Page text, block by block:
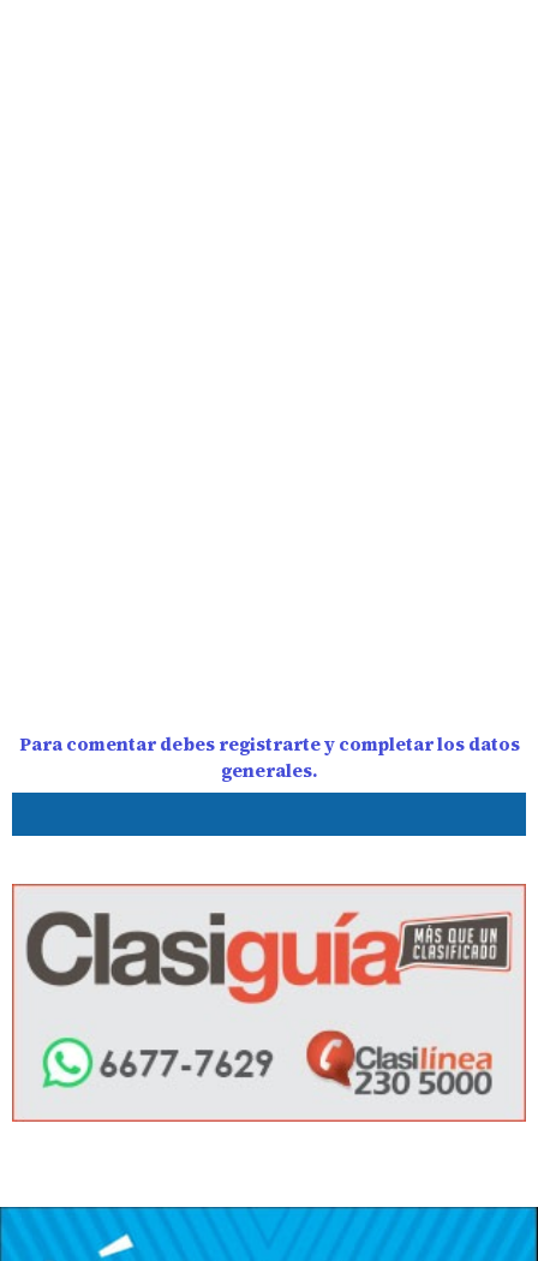
Para comentar debes registrarte y completar los datos
generales.